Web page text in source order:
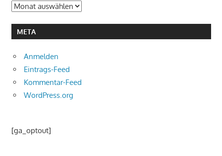
Archiv
META
Anmelden
Eintrags-Feed
Kommentar-Feed
WordPress.org
[ga_optout]